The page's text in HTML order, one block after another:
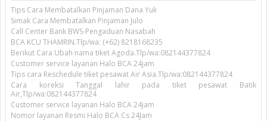
Tips Cara Membatalkan Pinjaman Dana Yuk
Simak Cara Membatalkan Pinjaman Julo
Call Center Bank BWS-Pengaduan Nasabah
BCA KCU THAMRIN.Tlp/wa: (+62) 8218168235
Berikut Cara Ubah nama tiket Agoda.Tlp/wa:082144377824
Customer service layanan Halo BCA 24jam
Tips cara Reschedule tiket pesawat Air Asia.Tlp/wa:082144377824
Cara koreksi Tanggal lahir pada tiket pesawat Batik
Air,Tlp/wa:082144377824
Customer service layanan Halo BCA 24jam
Nomor layanan Resmi Halo BCA Cs 24Jam